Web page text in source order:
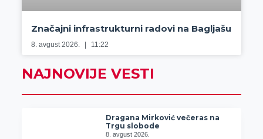
Značajni infrastrukturni radovi na Bagljašu
8. avgust 2026. 11:22
NAJNOVIJE VESTI
Dragana Mirković večeras na
Trgu slobode
8. avgust 2026.